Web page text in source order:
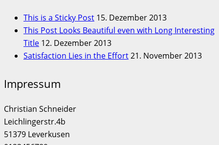
This is a Sticky Post 15. Dezember 2013
This Post Looks Beautiful even with Long Interesting
Title 12. Dezember 2013
Satisfaction Lies in the Effort21. November 2013
Impressum
Christian Schneider
Leichlingerstr.4b
51379 Leverkusen